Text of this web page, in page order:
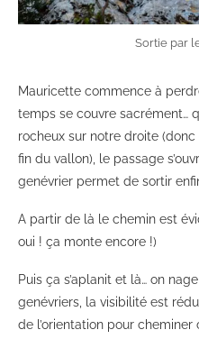
Sortie par
Mauricette commence à
temps se couvre sacrément…
rocheux sur notre droite
fin du vallon), le passage
genévrier permet de sortir
A partir de là le chemin est
oui ! ça monte encore !)
Puis ça s’aplanit et là… on
genévriers, la visibilité est
de l’orientation pour